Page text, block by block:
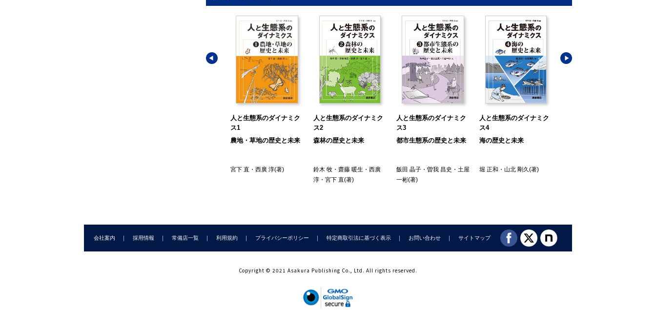
2.4 都市の生物群集の特徴
(1) 広域スケールからみた特徴
(2) 都市と農村の比較からみた特徴
(3) 都市-農村の環境勾配からみた特徴
2.5 都市の生物群集の時空間ダイナミクス
(1) 空間的ダイナミクス
(2) 時間的ダイナミクス
2.6 都市に住む生物種の特徴：都市環境への適応
2.8 外来種の侵入
2.9 都市に隠された生息地
3.1 都市で「人と自然との関わり合い」を考える意味
3.2 自然との関わり合いの程度を決めるもの
(1) 精神面
(3) 社会面
3.4 自然との関わり合いと生物多様性保全の関係
人と生態系のダイナミク
ス1
農地・草地の歴史と未来
宮下 直 ・ 西廣 淳(著)
人と生態系のダイナミク
ス2
森林の歴史と未来
鈴木 牧 ・ 齋藤 暖生 ・ 西廣
淳 ・ 宮下 直(著)
人と生態系のダイナミク
ス3
都市生態系の歴史と未来
飯田 晶子 ・ 曽我 昌史 ・ 土屋
一彬(著)
人と生態系のダイナミク
ス4
海の歴史と未来
堀 正和 ・ 山北 剛久(著)
会社案内 採用情報 常備店一覧 利用規約 プライバシーポリシー 特定商取引法に基づく表示 お問い合わせ サイトマップ
Copyright © 2021 Asakura Publishing Co., Ltd. All rights reserved.